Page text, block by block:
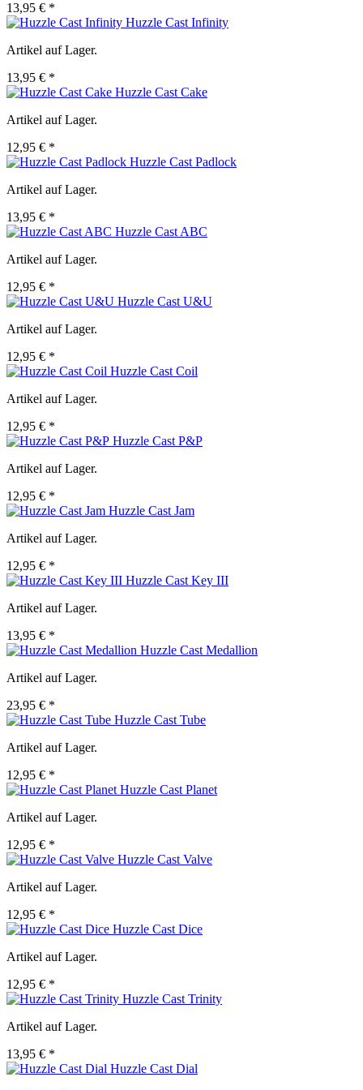
13,95 € *
Huzzle Cast Infinity
Artikel auf Lager.
13,95 € *
Huzzle Cast Cake
Artikel auf Lager.
12,95 € *
Huzzle Cast Padlock
Artikel auf Lager.
13,95 € *
Huzzle Cast ABC
Artikel auf Lager.
12,95 € *
Huzzle Cast U&U
Artikel auf Lager.
12,95 € *
Huzzle Cast Coil
Artikel auf Lager.
12,95 € *
Huzzle Cast P&P
Artikel auf Lager.
12,95 € *
Huzzle Cast Jam
Artikel auf Lager.
12,95 € *
Huzzle Cast Key III
Artikel auf Lager.
13,95 € *
Huzzle Cast Medallion
Artikel auf Lager.
23,95 € *
Huzzle Cast Tube
Artikel auf Lager.
12,95 € *
Huzzle Cast Planet
Artikel auf Lager.
12,95 € *
Huzzle Cast Valve
Artikel auf Lager.
12,95 € *
Huzzle Cast Dice
Artikel auf Lager.
12,95 € *
Huzzle Cast Trinity
Artikel auf Lager.
13,95 € *
Huzzle Cast Dial